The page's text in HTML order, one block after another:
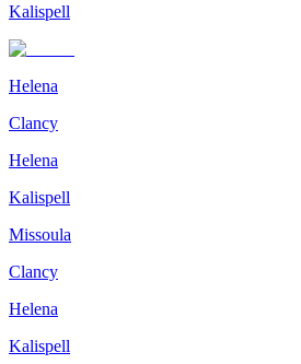
Kalispell
Helena
Clancy
Helena
Kalispell
Missoula
Clancy
Helena
Kalispell